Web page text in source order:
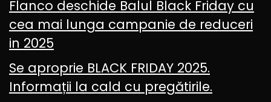
Flanco deschide Balul Black Friday cu
cea mai lunga campanie de reduceri
in 2025
Se aproprie BLACK FRIDAY 2025.
Informații la cald cu pregătirile.